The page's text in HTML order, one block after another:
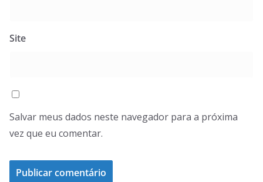
Site
Salvar meus dados neste navegador para a próxima
vez que eu comentar.